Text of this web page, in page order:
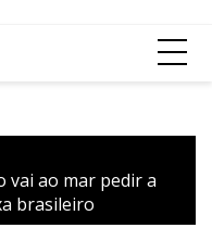
vai ao mar pedir a
brasileiro